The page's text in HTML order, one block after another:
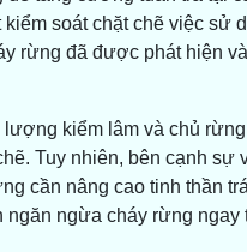
soát chặt chẽ việc sử
rừng đã được phát hiện
kiểm lâm và chủ
Tuy nhiên, bên cạnh sự
cần nâng cao tinh thần
ngăn ngừa cháy rừng